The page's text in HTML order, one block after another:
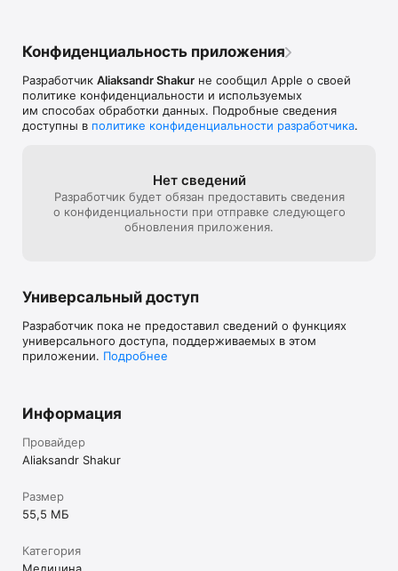
настройках Apple ID.
периода действия подписки, при этом автопродление
подписки может быть изменено или отключено
пользователем через Настройки iTunes & App Store.
Политика приватности: https://goo.gl/yq5Mdb
Конфиденциальность приложения
Разработчик Aliaksandr Shakur не сообщил Apple о своей
политике конфиденциальности и используемых
им способах обработки данных. Подробные сведения
доступны в политике конфиденциальности разработчика.
Нет сведений
Разработчик будет обязан предоставить сведения
о конфиденциальности при отправке следующего
обновления приложения.
Универсальный доступ
Разработчик пока не предоставил сведений о функциях
универсального доступа, поддерживаемых в этом
приложении. Подробнее
Информация
Провайдер
Aliaksandr Shakur
Размер
55,5 МБ
Категория
Медицина